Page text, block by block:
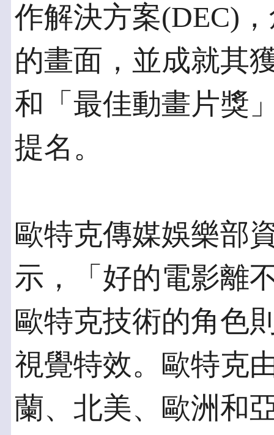
作解決方案(DEC)
的畫面，並成就其
和「最佳動畫片獎
提名。
歐特克傳媒娛樂部
示，「好的電影離
歐特克技術的角色
視覺特效。歐特克
蘭、北美、歐洲和